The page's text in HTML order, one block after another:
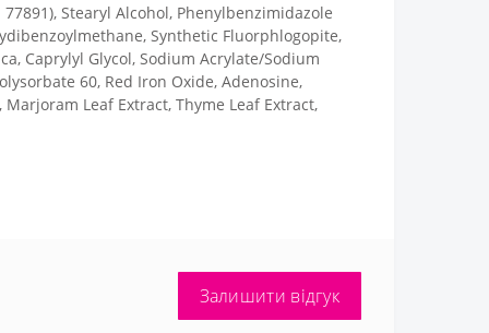
Stearyl Alcohol, Phenylbenzimidazole
Synthetic Fluorphlogopite,
Caprylyl Glycol, Sodium Acrylate/Sodium
60, Red Iron Oxide, Adenosine,
Leaf Extract, Thyme Leaf Extract,
Залишити відгук